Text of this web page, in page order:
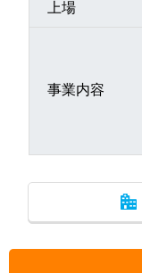
上場
事業内容